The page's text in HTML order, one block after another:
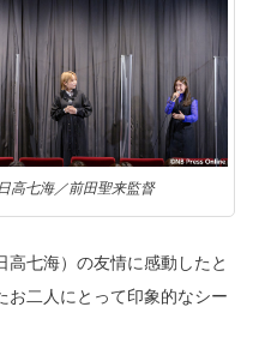
高七海／前田聖来監督
高七海）の友情に感動したと
お二人にとって印象的なシー